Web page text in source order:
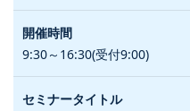
9:30～16:30(受付9:00)